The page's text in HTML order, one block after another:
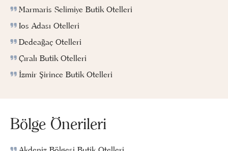
Marmaris Selimiye Butik Otelleri
Ios Adası Otelleri
Dedeağaç Otelleri
Çıralı Butik Otelleri
İzmir Şirince Butik Otelleri
Bölge Önerileri